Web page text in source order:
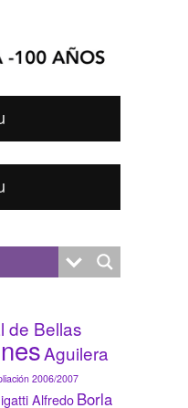
de Bellas
Aguilera
2006/2007
AlfredoBorla